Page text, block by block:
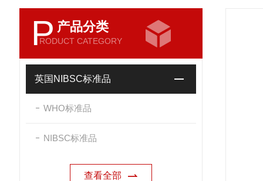
P 产品分类
RODUCT CATEGORY
英国NIBSC标准品
WHO标准品
NIBSC标准品
查看全部